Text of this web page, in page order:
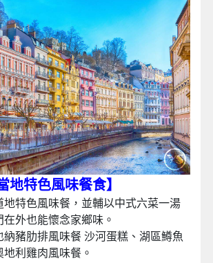
地特色風味餐食】
地特色風味餐，並輔以中式六菜一湯
外也能懷念家鄉味。
豬肋排風味餐 沙河蛋糕、湖區鱒魚
利雞肉風味餐。